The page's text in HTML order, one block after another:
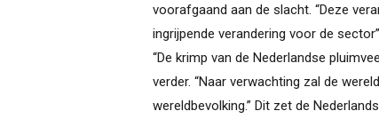
voorafgaand aan de slacht. “Deze
ingrijpende verandering voor de
“De krimp van de Nederlandse
verder. “Naar verwachting zal de
wereldbevolking.” Dit zet de